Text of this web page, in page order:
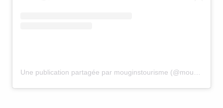
Une publication partagée par mouginstourisme (@mouginstourisme)